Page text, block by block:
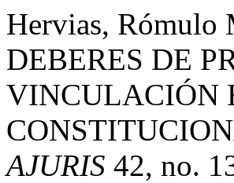
Hervias, Rómulo
DEBERES DE
VINCULACIÓN
AJURIS 42, no.